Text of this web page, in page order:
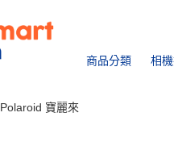
商品分類 相
Polaroid 寶麗來